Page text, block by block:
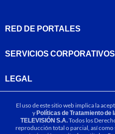
RED DE PORTALES
SERVICIOS CORPORATIVOS
LEGAL
El uso de este sitio web implica la
yPolíticas de Tratamiento de
TELEVISIÓN S.A.Todos los
reproducción total o parcial, así